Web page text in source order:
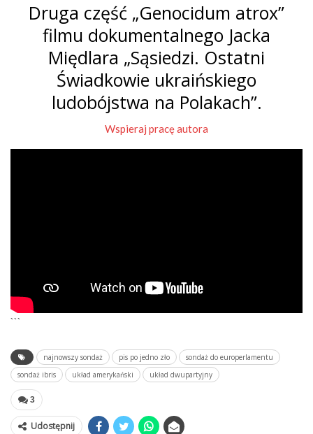
Druga część „Genocidum atrox”
filmu dokumentalnego Jacka
Międlara „Sąsiedzi. Ostatni
Świadkowie ukraińskiego
ludobójstwa na Polakach”.
Wspieraj pracę autora
```
najnowszy sondaż pis po jedno zło
sondaż do europerlamentu
sondaż ibris
układ amerykański układ dwupartyjny
3
Udostępnij